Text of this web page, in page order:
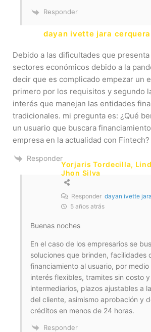
Responder
dayan ivette jara cerquera
Debido a las dificultades que
sectores económicos debido a la
decir que es complicado empezar un
primero por los requisitos y segundo
interés que manejan las entidades
tradicionales. mi pregunta es: ¿Qué
un usuario que buscara
empresa en la actualidad con Fintech?
Responder
Yorjaris Tordecilla,
Jhon Silva
Responder dayan ivette
5 años atrás
Buenas noches
En el caso de los empresarios se
soluciones que brinden, facilidades
financiamiento al usuario, por
interés flexibles, tramites sin costo y
intermediarios, plazos ajustables a
del cliente, asimismo aprobación y
créditos en menos de 24 horas.
Responder